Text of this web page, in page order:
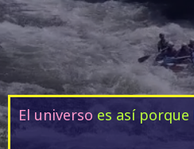
El universo es así porque